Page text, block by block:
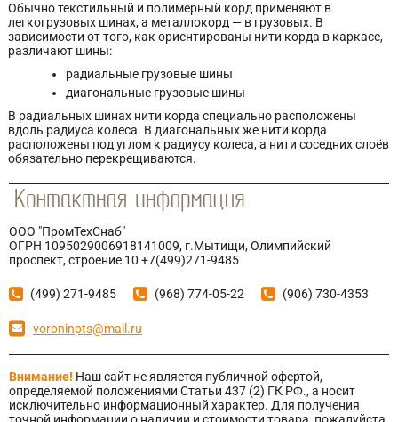
Обычно текстильный и полимерный корд применяют в
легкогрузовых шинах, а металлокорд — в грузовых. В
зависимости от того, как ориентированы нити корда в каркасе,
различают шины:
радиальные грузовые шины
диагональные грузовые шины
В радиальных шинах нити корда специально расположены
вдоль радиуса колеса. В диагональных же нити корда
расположены под углом к радиусу колеса, а нити соседних слоёв
обязательно перекрещиваются.
ООО "ПромТехСнаб"
ОГРН 1095029006918141009, г.Мытищи, Олимпийский
проспект, строение 10 +7(499)271-9485
(499) 271-9485 (968) 774-05-22 (906) 730-4353
voroninpts@mail.ru
Внимание! Наш сайт не является публичной офертой,
определяемой положениями Статьи 437 (2) ГК РФ., а носит
исключительно информационный характер. Для получения